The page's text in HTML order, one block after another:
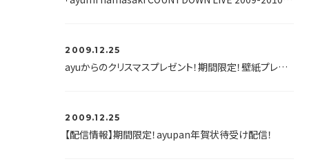
2009.12.25
ayuからのクリスマスプレゼント！期間限定！壁紙プレゼント中！
2009.12.25
【配信情報】期間限定！ayupan年賀状待受け配信！